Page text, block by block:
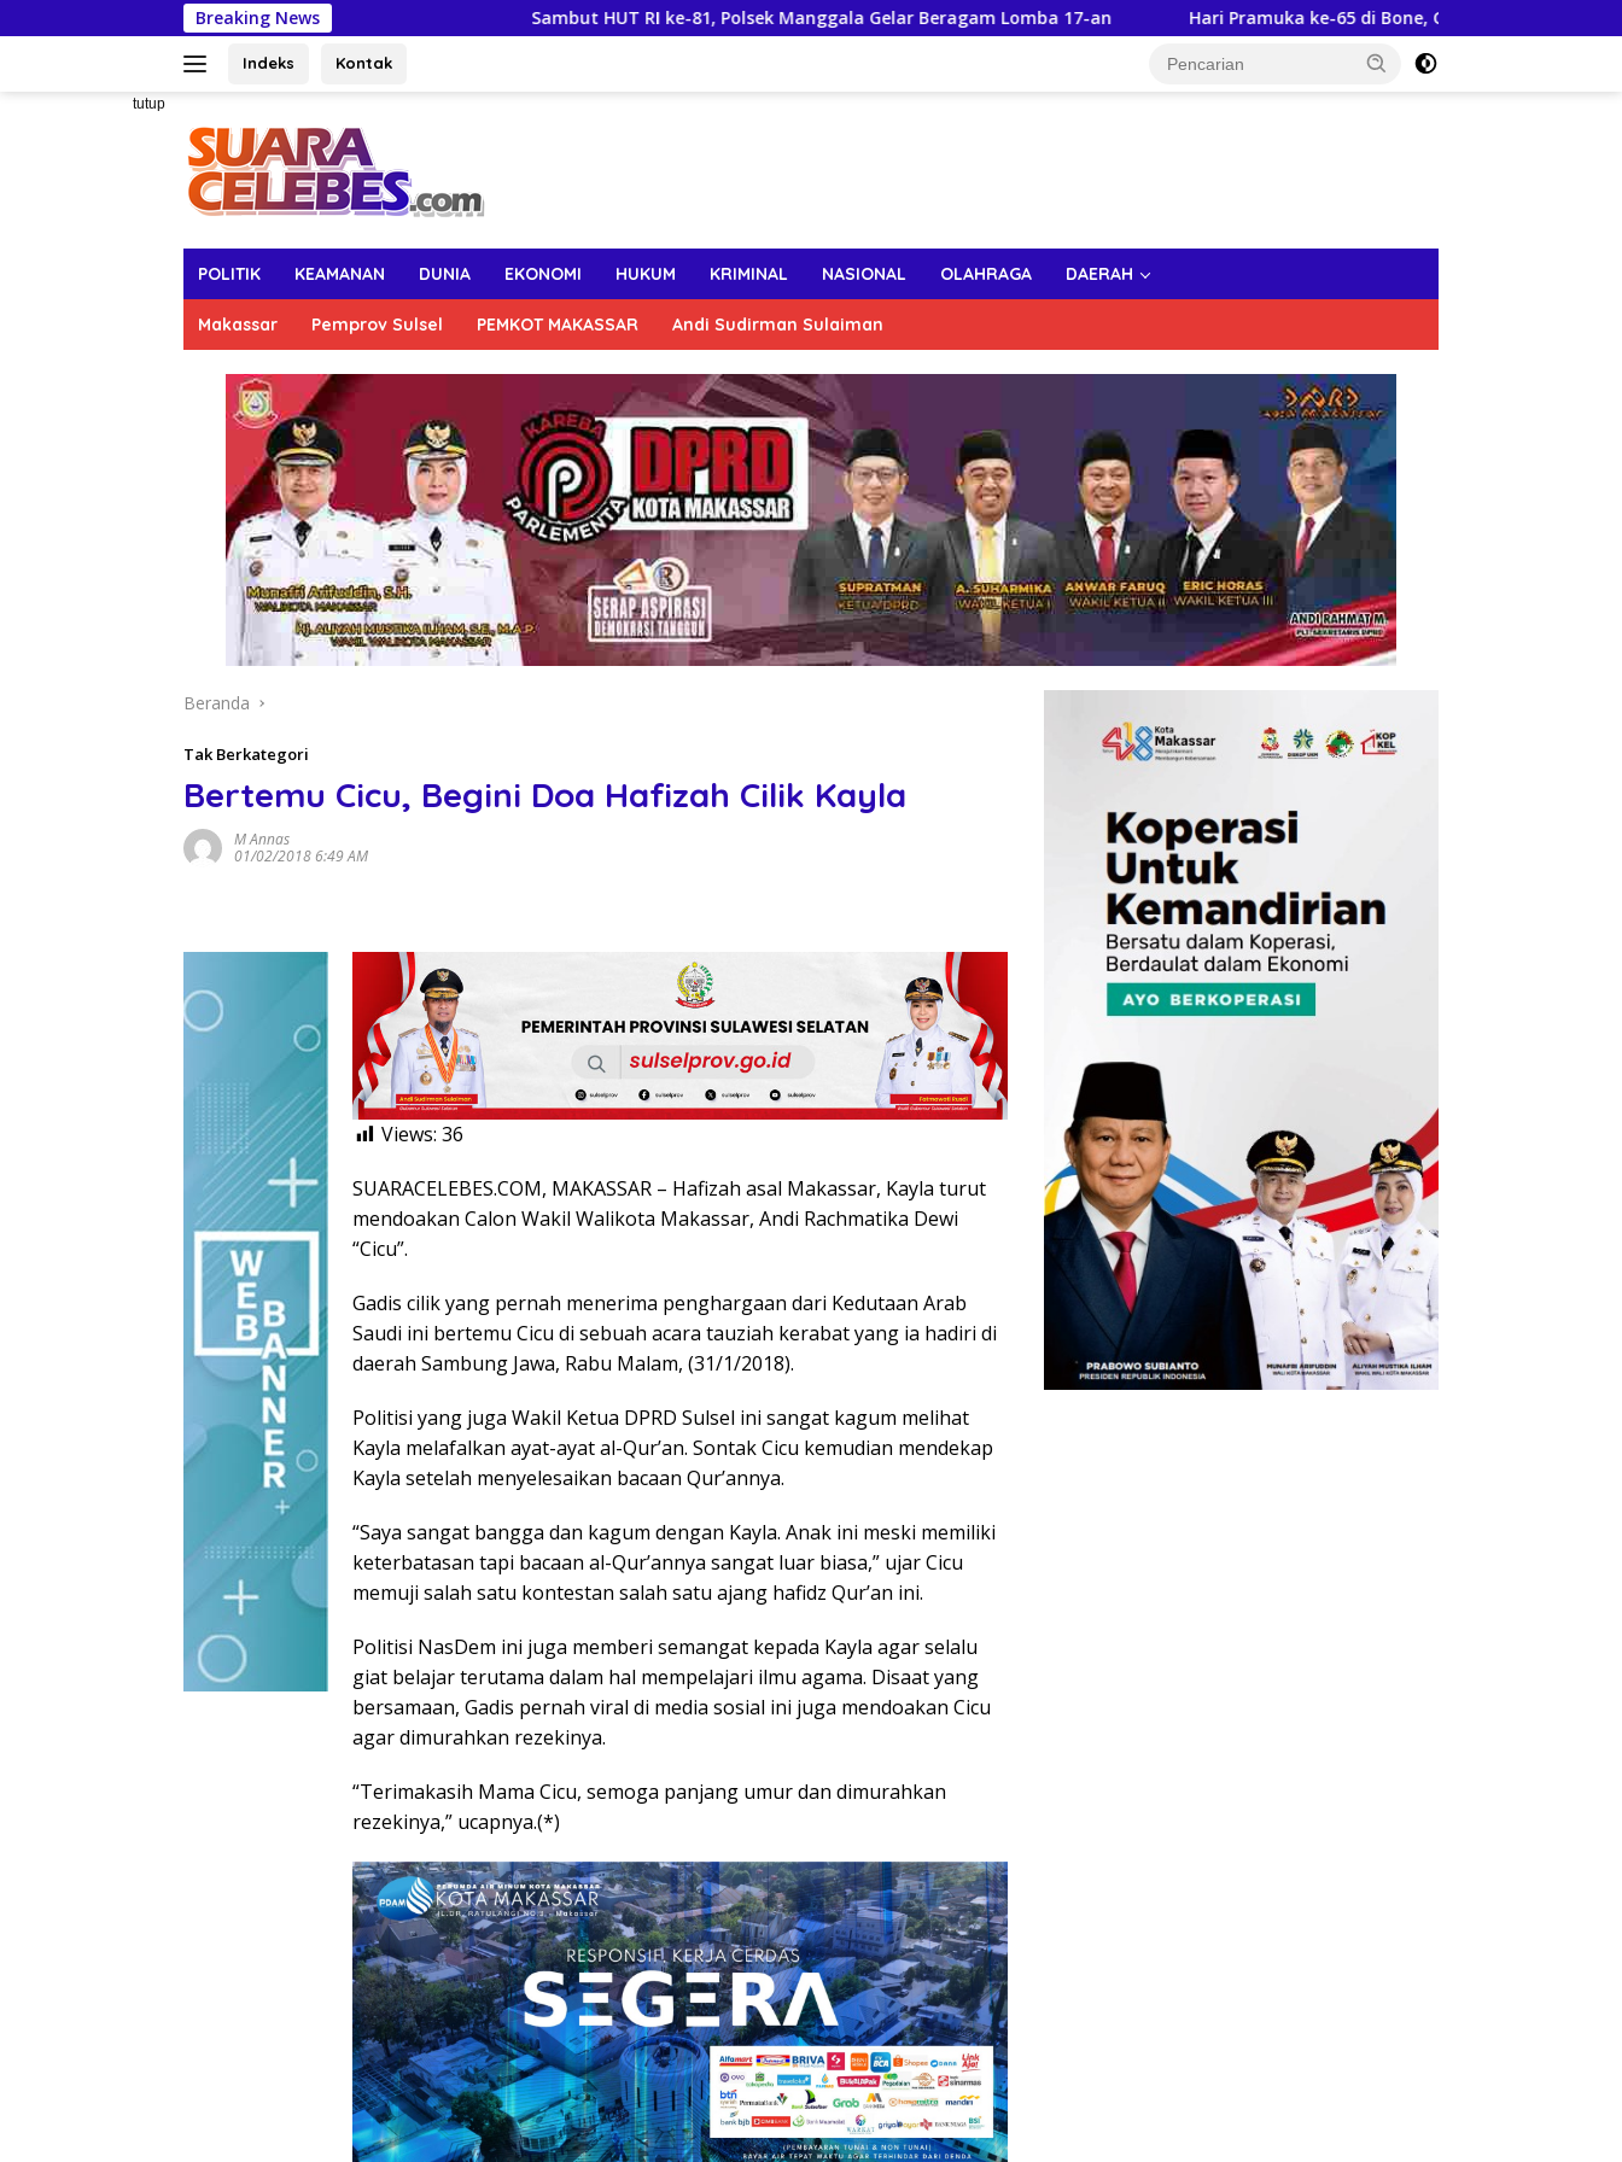
ke
Breaking News Sambut HUT RI ke-81, Polsek Manggala Gelar Beragam Lomba 17-an Hari Pramuka ke-65 di Bone, Gubernur Sulsel dan Mentan RI
Indeks Kontak
tutup
POLITIK KEAMANAN DUNIA EKONOMI HUKUM KRIMINAL NASIONAL OLAHRAGA DAERAH
Makassar Pemprov Sulsel PEMKOT MAKASSAR Andi Sudirman Sulaiman
Beranda
Tak Berkategori
Bertemu Cicu, Begini Doa Hafizah Cilik Kayla
M Annas
01/02/2018 6:49 AM
Views: 36
SUARACELEBES.COM, MAKASSAR – Hafizah asal Makassar, Kayla turut
mendoakan Calon Wakil Walikota Makassar, Andi Rachmatika Dewi
“Cicu”.
Gadis cilik yang pernah menerima penghargaan dari Kedutaan Arab
Saudi ini bertemu Cicu di sebuah acara tauziah kerabat yang ia hadiri di
daerah Sambung Jawa, Rabu Malam, (31/1/2018).
Politisi yang juga Wakil Ketua DPRD Sulsel ini sangat kagum melihat
Kayla melafalkan ayat-ayat al-Qur’an. Sontak Cicu kemudian mendekap
Kayla setelah menyelesaikan bacaan Qur’annya.
“Saya sangat bangga dan kagum dengan Kayla. Anak ini meski memiliki
keterbatasan tapi bacaan al-Qur’annya sangat luar biasa,” ujar Cicu
memuji salah satu kontestan salah satu ajang hafidz Qur’an ini.
Politisi NasDem ini juga memberi semangat kepada Kayla agar selalu
giat belajar terutama dalam hal mempelajari ilmu agama. Disaat yang
bersamaan, Gadis pernah viral di media sosial ini juga mendoakan Cicu
agar dimurahkan rezekinya.
“Terimakasih Mama Cicu, semoga panjang umur dan dimurahkan
rezekinya,” ucapnya.(*)